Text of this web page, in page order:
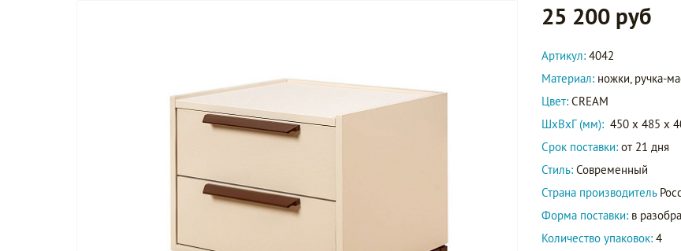
25 200 руб
Артикул: 4042
Материал: ножки, ручка-
Цвет: CREAM
ШxВxГ (мм): 450 x 485 x
Срок поставки: от 21 дня
Стиль: Современный
Страна производитель
Форма поставки: в
Количество упаковок: 4